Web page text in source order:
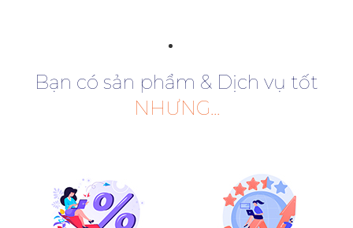
Bạn có sản phẩm & Dịch vụ tốt
NHƯNG...